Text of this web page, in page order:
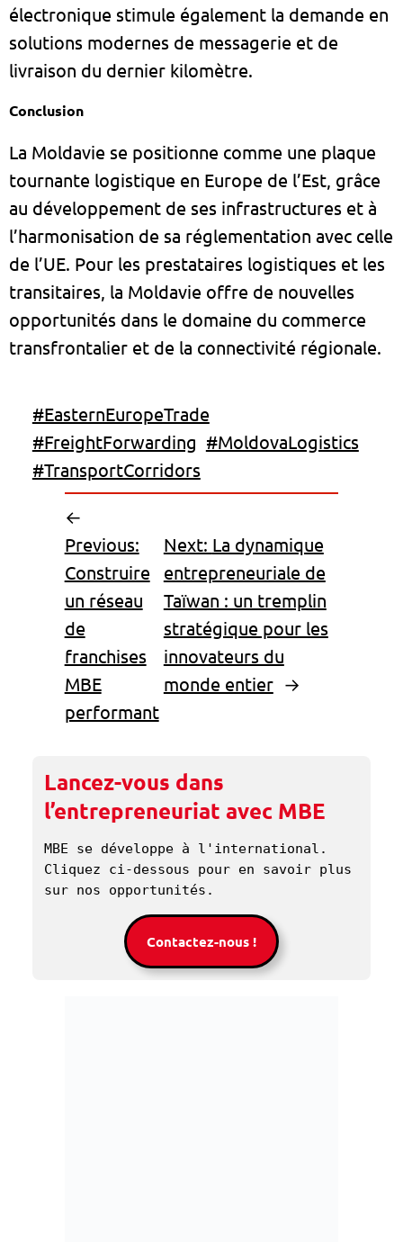
électronique stimule également la demande en
solutions modernes de messagerie et de
livraison du dernier kilomètre.
Conclusion
La Moldavie se positionne comme une plaque
tournante logistique en Europe de l’Est, grâce
au développement de ses infrastructures et à
l’harmonisation de sa réglementation avec celle
de l’UE. Pour les prestataires logistiques et les
transitaires, la Moldavie offre de nouvelles
opportunités dans le domaine du commerce
transfrontalier et de la connectivité régionale.
#EasternEuropeTrade
#FreightForwarding #MoldovaLogistics
#TransportCorridors
←
Previous:
Construire
un réseau
de
franchises
MBE
performant
Next: La dynamique
entrepreneuriale de
Taïwan : un tremplin
stratégique pour les
innovateurs du
monde entier →
Lancez-vous dans
l’entrepreneuriat avec MBE
MBE se développe à l'international.
Cliquez ci-dessous pour en savoir plus
sur nos opportunités.
Contactez-nous !